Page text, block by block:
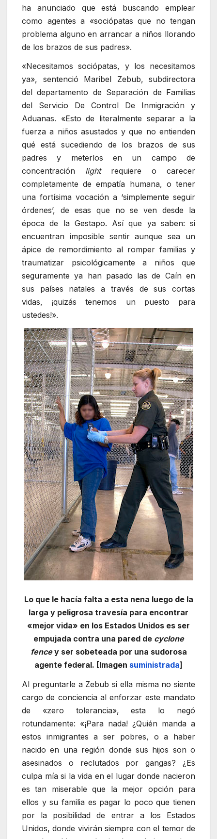
ha anunciado que está buscando emplear
como agentes a «sociópatas que no tengan
problema alguno en arrancar a niños llorando
de los brazos de sus padres».
«Necesitamos sociópatas, y los necesitamos
ya», sentenció Maribel Zebub, subdirectora
del departamento de Separación de Familias
del Servicio De Control De Inmigración y
Aduanas. «Esto de literalmente separar a la
fuerza a niños asustados y que no entienden
qué está sucediendo de los brazos de sus
padres y meterlos en un campo de
concentración lightrequiere o carecer
completamente de empatía humana, o tener
una fortísima vocación a ‘simplemente seguir
órdenes’, de esas que no se ven desde la
época de la Gestapo. Así que ya saben: si
encuentran imposible sentir aunque sea un
ápice de remordimiento al romper familias y
traumatizar psicológicamente a niños que
seguramente ya han pasado las de Caín en
sus países natales a través de sus cortas
vidas, ¡quizás tenemos un puesto para
ustedes!».
Lo que le hacía falta a esta nena luego de la
larga y peligrosa travesía para encontrar
«mejor vida» en los Estados Unidos es ser
empujada contra una pared de cyclone
fencey ser sobeteada por una sudorosa
agente federal. [Imagen suministrada]
Al preguntarle a Zebub si ella misma no siente
cargo de conciencia al enforzar este mandato
de «zero tolerancia», esta lo negó
rotundamente: «¡Para nada! ¿Quién manda a
estos inmigrantes a ser pobres, o a haber
nacido en una región donde sus hijos son o
asesinados o reclutados por gangas? ¿Es
culpa mía si la vida en el lugar donde nacieron
es tan miserable que la mejor opción para
ellos y su familia es pagar lo poco que tienen
por la posibilidad de entrar a los Estados
Unidos, donde vivirán siempre con el temor de